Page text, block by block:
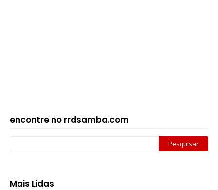
encontre no rrdsamba.com
Mais Lidas